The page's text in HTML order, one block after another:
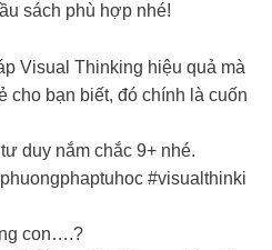
sách phù hợp nhé!
Visual Thinking hiệu quả mà
cho bạn biết, đó chính là cuốn
duy nắm chắc 9+ nhé.
#visualthinki
con….?